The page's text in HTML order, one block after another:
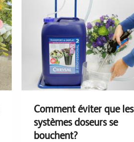
Comment éviter que les
systèmes doseurs se
bouchent?